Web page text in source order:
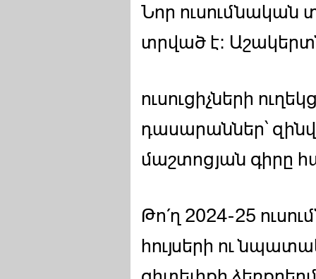
Նոր ուսումնական
տրված է:
ուսուցիչների
դասարաններ՝
մաշտոցյան գիրը
Թո΄ղ 2024-25
հույսերի ու